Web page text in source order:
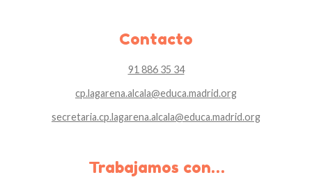
Contacto
91 886 35 34
cp.lagarena.alcala@educa.madrid.org
secretaria.cp.lagarena.alcala@educa.madrid.org
Trabajamos con…